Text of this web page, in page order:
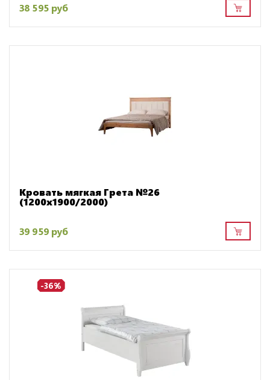
38 595 руб
Кровать мягкая Грета №26
(1200х1900/2000)
39 959 руб
-36%